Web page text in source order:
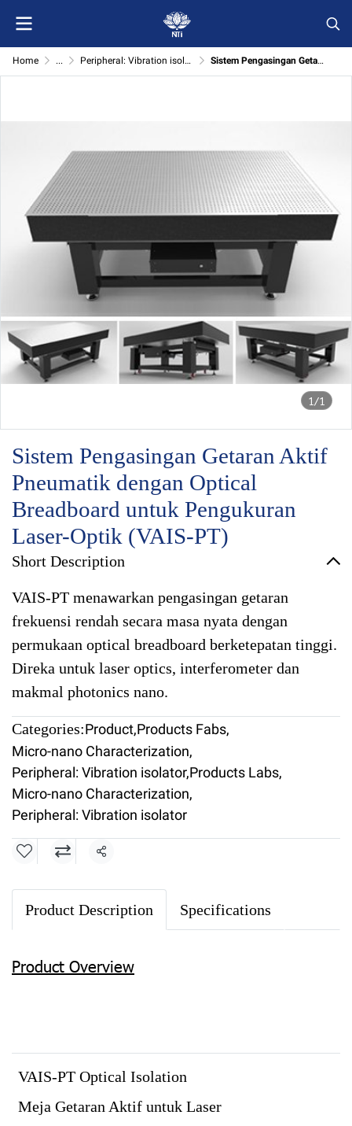
Home ... Peripheral: Vibration isolator Sistem Pengasingan Getaran Aktif Pneumatik dengan Optical Breadboard untuk Pengukuran Laser-Optik (VAIS-PT)
1/1
Sistem Pengasingan Getaran Aktif
Pneumatik dengan Optical
Breadboard untuk Pengukuran
Laser-Optik (VAIS-PT)
Short Description
VAIS-PT menawarkan pengasingan getaran
frekuensi rendah secara masa nyata dengan
permukaan optical breadboard berketepatan tinggi.
Direka untuk laser optics, interferometer dan
makmal photonics nano.
Categories:Product,Products Fabs,
Micro-nano Characterization,
Peripheral: Vibration isolator,Products Labs,
Micro-nano Characterization,
Peripheral: Vibration isolator
Share
Product Description Specifications
Product Overview
VAIS-PT Optical Isolation
Meja Getaran Aktif untuk Laser